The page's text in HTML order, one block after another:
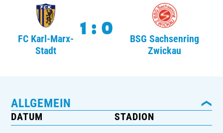
FC Karl-Marx-
Stadt
1:0
BSG Sachsenring
Zwickau
ALLGEMEIN
DATUM STADION